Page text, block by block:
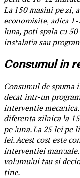
La 150 masini pe zi,
economisite, adica
luna, poti spala cu
instalatia sau
Consumul in
Consumul de spuma
decat intr-un
interventie
diferenta zilnica la
pe luna. La 25 lei pe
lei. Acest cost este
interventiei manuale.
volumului tau si
tine.